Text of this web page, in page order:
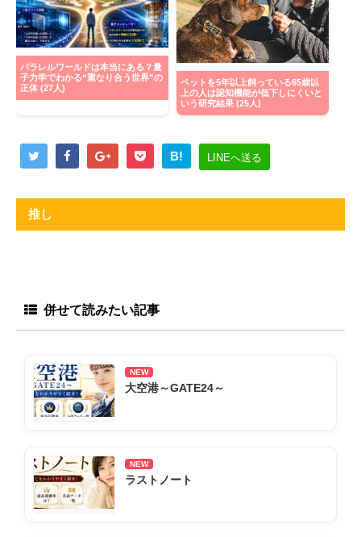
パラレルワールドは本当にある？量
子力学でわかる“重なり合う世界”の
正体 (27人)
ペットを5年以上飼っている65歳以
上の人は認知機能が低下しにくいと
いう研究結果 (25人)
B! LINEへ送る
推し
併せて読みたい記事
NEW
大空港～GATE24～
NEW
ラストノート